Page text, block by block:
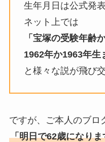
生年月日は公式発
ネット上では
「宝塚の受験年齢
1962年か1963年生
と様々な説が飛び
ですが、ご本人のブロ
「明日で62歳になりま